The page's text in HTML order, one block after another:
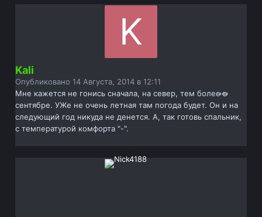
Kali
Опубликовано14 Августа, 2014 в 12:11
Мне кажется не гонись сначала, на север, тем более в
сентябре. УЖе не очень летная там погода будет. Он и на
следующий год никуда не денется. А, так готовь спальник,
с температурой комфорта "-".